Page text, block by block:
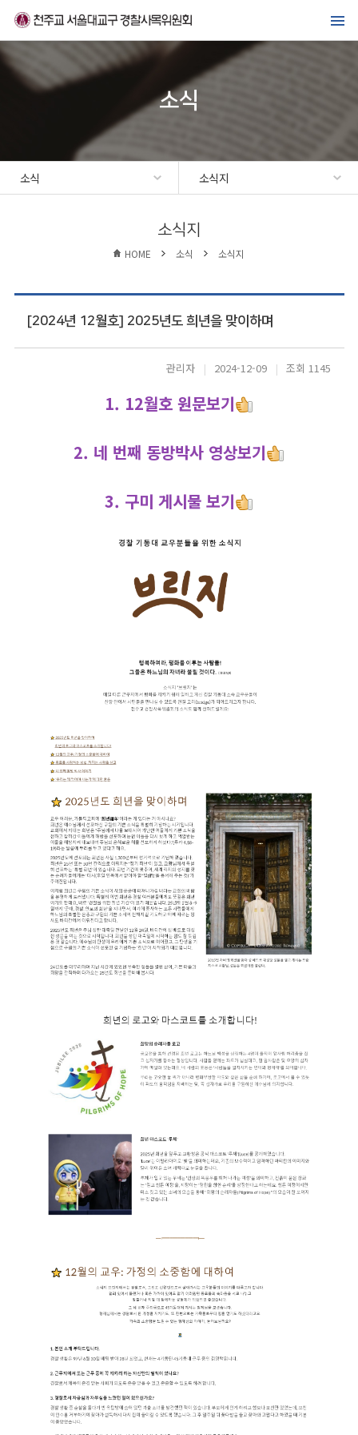
메뉴바로가기
본문바로가기
경찰복지사업
선교·교육센터
소식
소식
소식 소식지
소식지
HOME 소식 소식지
[2024년 12월호] 2025년도 희년을 맞이하며
관리자 | 2024-12-09 | 조회 1145
1. 12월호 원문보기
2. 네 번째 동방박사 영상보기
3. 구미 게시물 보기